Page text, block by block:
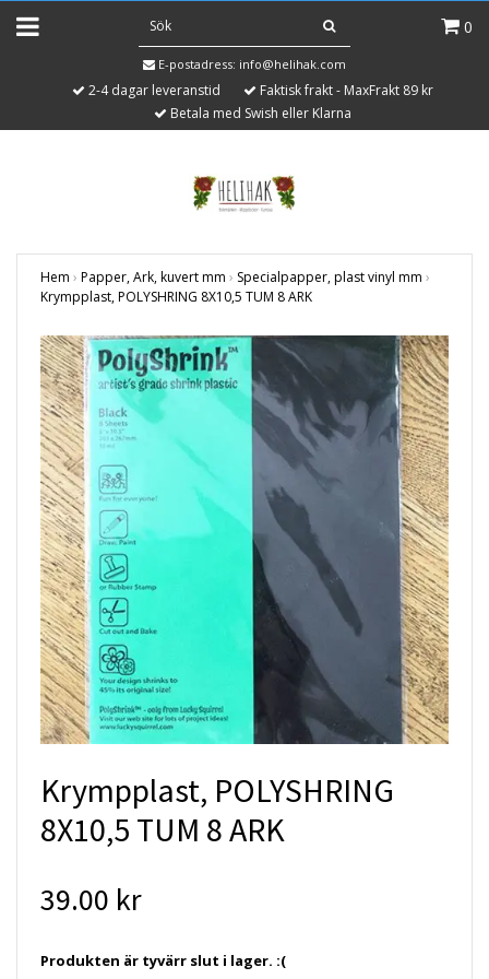
0
E-postadress: info@helihak.com
2-4 dagar leveranstid
Faktisk frakt - MaxFrakt 89 kr
Betala med Swish eller Klarna
Hem › Papper, Ark, kuvert mm › Specialpapper, plast vinyl mm ›
Krympplast, POLYSHRING 8X10,5 TUM 8 ARK
Krympplast, POLYSHRING
8X10,5 TUM 8 ARK
39.00 kr
Produkten är tyvärr slut i lager. :(